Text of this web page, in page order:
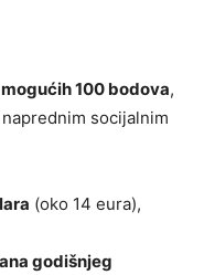
100 bodova,
socijalnim
(oko 14 eura),
godišnjeg